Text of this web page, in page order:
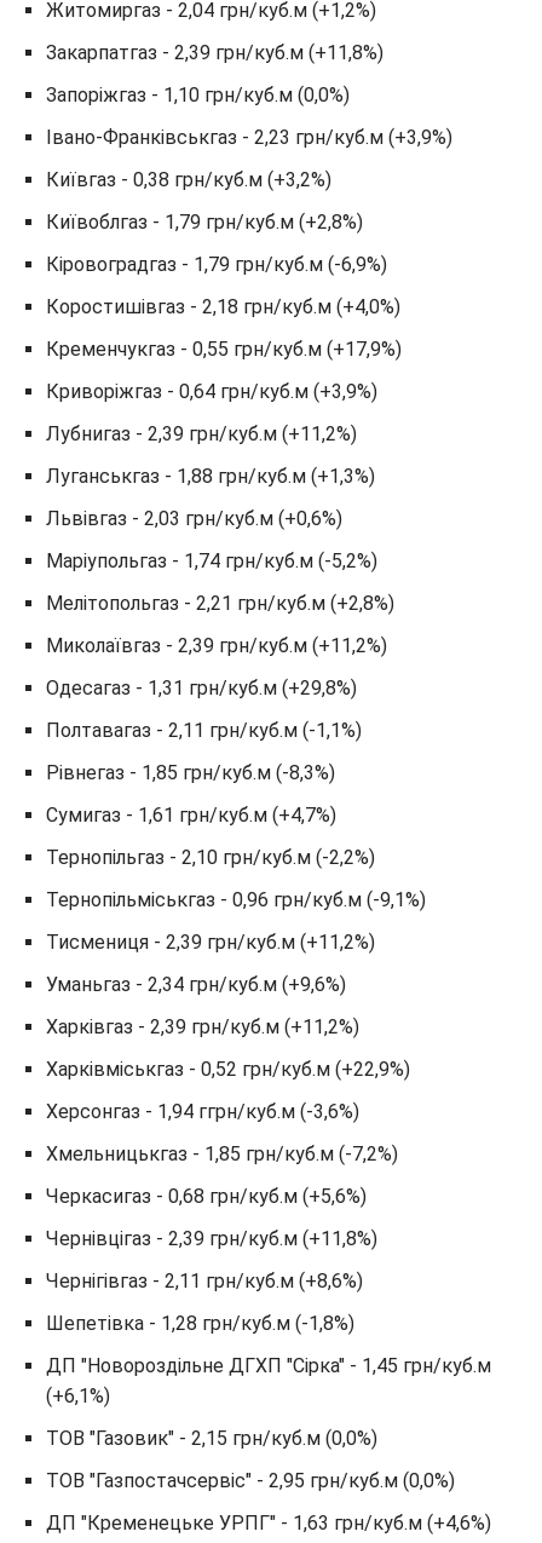
Житомиргаз - 2,04 грн/куб.м (+1,2%)
Закарпатгаз - 2,39 грн/куб.м (+11,8%)
Запоріжгаз - 1,10 грн/куб.м (0,0%)
Івано-Франківськгаз - 2,23 грн/куб.м (+3,9%)
Київгаз - 0,38 грн/куб.м (+3,2%)
Київоблгаз - 1,79 грн/куб.м (+2,8%)
Кіровоградгаз - 1,79 грн/куб.м (-6,9%)
Коростишівгаз - 2,18 грн/куб.м (+4,0%)
Кременчукгаз - 0,55 грн/куб.м (+17,9%)
Криворіжгаз - 0,64 грн/куб.м (+3,9%)
Лубнигаз - 2,39 грн/куб.м (+11,2%)
Луганськгаз - 1,88 грн/куб.м (+1,3%)
Львівгаз - 2,03 грн/куб.м (+0,6%)
Маріупольгаз - 1,74 грн/куб.м (-5,2%)
Мелітопольгаз - 2,21 грн/куб.м (+2,8%)
Миколаївгаз - 2,39 грн/куб.м (+11,2%)
Одесагаз - 1,31 грн/куб.м (+29,8%)
Полтавагаз - 2,11 грн/куб.м (-1,1%)
Рівнегаз - 1,85 грн/куб.м (-8,3%)
Сумигаз - 1,61 грн/куб.м (+4,7%)
Тернопільгаз - 2,10 грн/куб.м (-2,2%)
Тернопільміськгаз - 0,96 грн/куб.м (-9,1%)
Тисмениця - 2,39 грн/куб.м (+11,2%)
Уманьгаз - 2,34 грн/куб.м (+9,6%)
Харківгаз - 2,39 грн/куб.м (+11,2%)
Харківміськгаз - 0,52 грн/куб.м (+22,9%)
Херсонгаз - 1,94 ггрн/куб.м (-3,6%)
Хмельницькгаз - 1,85 грн/куб.м (-7,2%)
Черкасигаз - 0,68 грн/куб.м (+5,6%)
Чернівцігаз - 2,39 грн/куб.м (+11,8%)
Чернігівгаз - 2,11 грн/куб.м (+8,6%)
Шепетівка - 1,28 грн/куб.м (-1,8%)
ДП "Новороздільне ДГХП "Сірка" - 1,45 грн/куб.м
(+6,1%)
ТОВ "Газовик" - 2,15 грн/куб.м (0,0%)
ТОВ "Газпостачсервіс" - 2,95 грн/куб.м (0,0%)
ДП "Кременецьке УРПГ" - 1,63 грн/куб.м (+4,6%)